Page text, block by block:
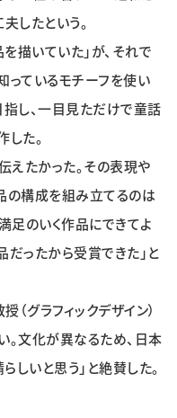
したという。
描いていた」が、それで
っているモチーフを使い
指し、一目見ただけで童話
た。
えたかった。その表現や
の構成を組み立てるのは
足のいく作品にできてよ
ったから受賞できた」と
グラフィックデザイン）
。文化が異なるため、日本
いと思う」と絶賛した。